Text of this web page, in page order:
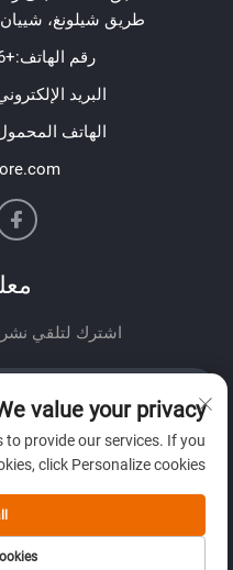
طريق شيلونغ، شييان، شنتشن
رقم الهاتف:+86-755-2760 1751
البريد
الهاتف
اشترك لتلقي
We value your privacy
to provide our services. If you
click Personalize cookies.